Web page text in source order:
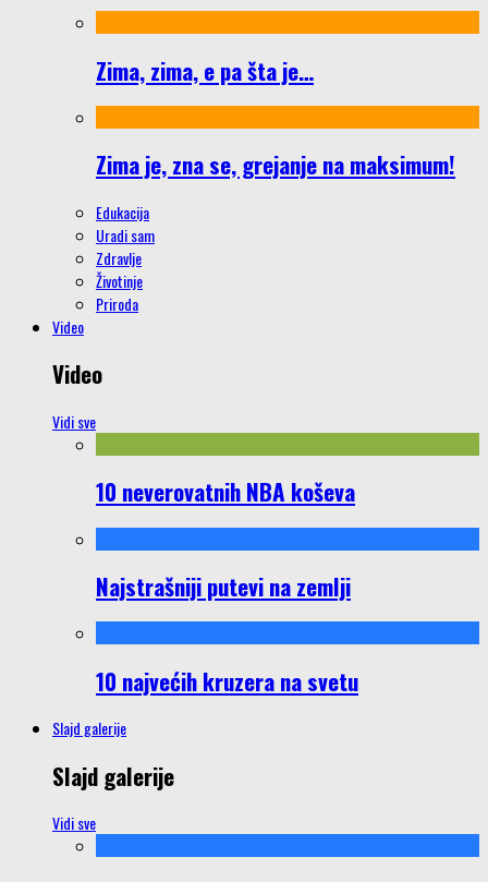
Zima, zima, e pa šta je…
Zima je, zna se, grejanje na maksimum!
Edukacija
Uradi sam
Zdravlje
Životinje
Priroda
Video
Video
Vidi sve
10 neverovatnih NBA koševa
Najstrašniji putevi na zemlji
10 najvećih kruzera na svetu
Slajd galerije
Slajd galerije
Vidi sve